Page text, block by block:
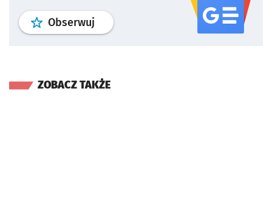
Obserwuj profil serwisu
ZOBACZ TAKŻE